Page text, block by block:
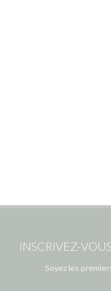
INSCRIVEZ-
Soyez les